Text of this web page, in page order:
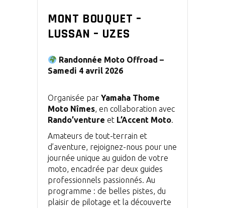
MONT BOUQUET –
LUSSAN – UZES
Randonnée Moto Offroad –
Samedi 4 avril 2026
Organisée par Yamaha Thome
Moto Nîmes, en collaboration avec
Rando’venture et L’Accent Moto.
Amateurs de tout-terrain et
d’aventure, rejoignez-nous pour une
journée unique au guidon de votre
moto, encadrée par deux guides
professionnels passionnés. Au
programme : de belles pistes, du
plaisir de pilotage et la découverte